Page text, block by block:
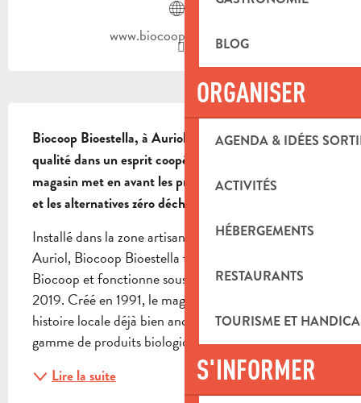
BLOG
ORGANISER
AGENDA & IDÉES
ACTIVITÉS
HÉBERGEMENTS
RESTAURANTS
TOURISME ET
S'INFORMER
www.biocoopbioestella.fr
Biocoop Bioestella, à Auriol, propose une offre bio de
qualité dans un esprit coopératif et engagé. Le
magasin met en avant les produits de saison, le vrac
et les alternatives zéro déchet.
Installé dans la zone artisanale de Pont de Joux à
Auriol, Biocoop Bioestella fait partie du réseau
Biocoop et fonctionne sous forme de SCOP depuis
2019. Créé en 1991, le magasin s’inscrit dans une
histoire locale déjà bien ancrée. Il propose une large
gamme de produits biologiques pour le...
Lire la suite